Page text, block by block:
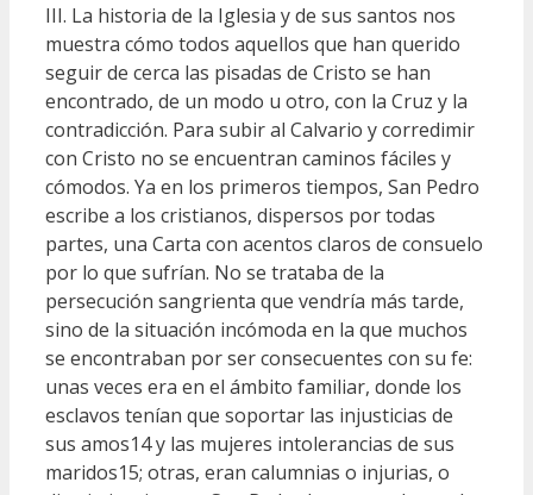
III. La historia de la Iglesia y de sus santos nos
muestra cómo todos aquellos que han querido
seguir de cerca las pisadas de Cristo se han
encontrado, de un modo u otro, con la Cruz y la
contradicción. Para subir al Calvario y corredimir
con Cristo no se encuentran caminos fáciles y
cómodos. Ya en los primeros tiempos, San Pedro
escribe a los cristianos, dispersos por todas
partes, una Carta con acentos claros de consuelo
por lo que sufrían. No se trataba de la
persecución sangrienta que vendría más tarde,
sino de la situación incómoda en la que muchos
se encontraban por ser consecuentes con su fe:
unas veces era en el ámbito familiar, donde los
esclavos tenían que soportar las injusticias de
sus amos14 y las mujeres intolerancias de sus
maridos15; otras, eran calumnias o injurias, o